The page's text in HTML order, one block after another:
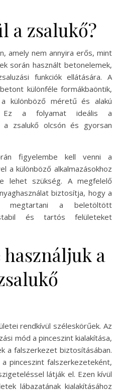
a zsalukő?
amely nem annyira erős, mint
során használt betonelemek,
funkciók ellátására. A
különféle formákbaöntik,
különböző méretű és alakú
Ez a folyamat ideális a
a zsalukő olcsón és gyorsan
figyelembe kell venni a
a különböző alkalmazásokhoz
lehet szükség. A megfelelő
biztosítja, hogy a
megtartani a beletöltött
és tartós felületeket
a
rendkívül széleskörűek. Az
mód a pinceszint kialakítása,
a falszerkezet biztosításában.
pinceszint falszerkezeteként,
látják el. Ezen kívül
lábazatának kialakításához